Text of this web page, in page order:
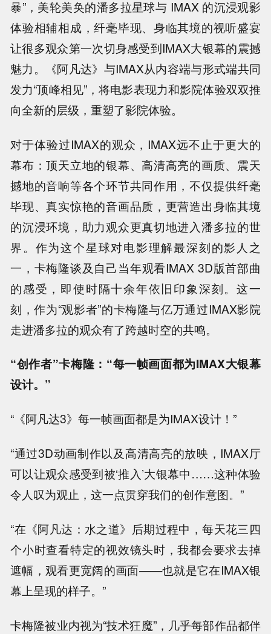
暴”，美轮美奂的潘多拉星球与 IMAX 的沉浸观影
体验相辅相成，纤毫毕现、身临其境的视听盛宴
让很多观众第一次切身感受到IMAX大银幕的震撼
魅力。《阿凡达》与IMAX从内容端与形式端共同
发力“顶峰相见”，将电影表现力和影院体验双双推
向全新的层级，重塑了影院体验。
对于体验过IMAX的观众，IMAX远不止于更大的
幕布：顶天立地的银幕、高清高亮的画质、震天
撼地的音响等各个环节共同作用，不仅提供纤毫
毕现、真实惊艳的音画品质，更营造出身临其境
的沉浸环境，助力观众更真切地进入潘多拉的世
界。作为这个星球对电影理解最深刻的影人之
一，卡梅隆谈及自己当年观看IMAX 3D版首部曲
的感受，即使时隔十余年依旧印象深刻。这一
刻，作为“观影者”的卡梅隆与亿万通过IMAX影院
走进潘多拉的观众有了跨越时空的共鸣。
“创作者”卡梅隆：“每一帧画面都为IMAX大银幕
设计。”
“《阿凡达3》每一帧画面都是为IMAX设计！”
“通过3D动画制作以及高清高亮的放映，IMAX厅
可以让观众感受到被‘推入’大银幕中……这种体验
令人叹为观止，这一点贯穿我们的创作意图。”
“在《阿凡达：水之道》后期过程中，每天花三四
个小时查看特定的视效镜头时，我都会要求去掉
遮幅，观看更宽阔的画面——也就是它在IMAX银
幕上呈现的样子。”
卡梅隆被业内视为“技术狂魔”，几乎每部作品都伴